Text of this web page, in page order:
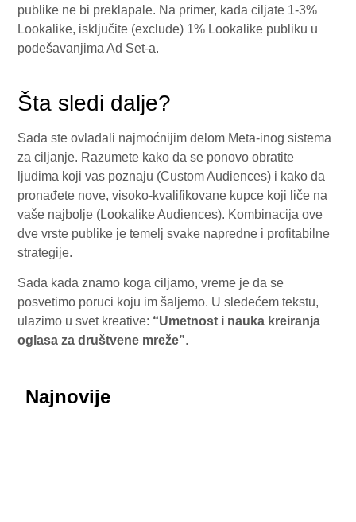
publike ne bi preklapale. Na primer, kada ciljate 1-3%
Lookalike, isključite (exclude) 1% Lookalike publiku u
podešavanjima Ad Set-a.
Šta sledi dalje?
Sada ste ovladali najmoćnijim delom Meta-inog sistema
za ciljanje. Razumete kako da se ponovo obratite
ljudima koji vas poznaju (Custom Audiences) i kako da
pronađete nove, visoko-kvalifikovane kupce koji liče na
vaše najbolje (Lookalike Audiences). Kombinacija ove
dve vrste publike je temelj svake napredne i profitabilne
strategije.
Sada kada znamo koga ciljamo, vreme je da se
posvetimo poruci koju im šaljemo. U sledećem tekstu,
ulazimo u svet kreative: “Umetnost i nauka kreiranja
oglasa za društvene mreže”.
Najnovije